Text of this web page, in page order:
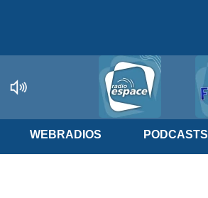
WEBRADIOS PODCASTS